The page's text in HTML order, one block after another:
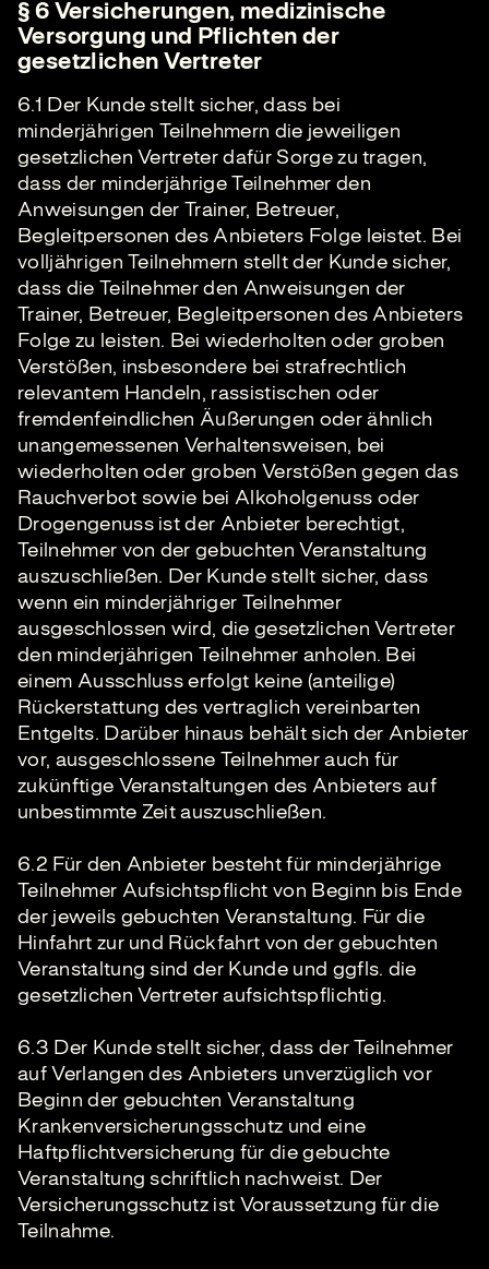
§ 6 Versicherungen, medizinische
Versorgung und Pflichten der
gesetzlichen Vertreter
6.1 Der Kunde stellt sicher, dass bei
minderjährigen Teilnehmern die jeweiligen
gesetzlichen Vertreter dafür Sorge zu tragen,
dass der minderjährige Teilnehmer den
Anweisungen der Trainer, Betreuer,
Begleitpersonen des Anbieters Folge leistet. Bei
volljährigen Teilnehmern stellt der Kunde sicher,
dass die Teilnehmer den Anweisungen der
Trainer, Betreuer, Begleitpersonen des Anbieters
Folge zu leisten. Bei wiederholten oder groben
Verstößen, insbesondere bei strafrechtlich
relevantem Handeln, rassistischen oder
fremdenfeindlichen Äußerungen oder ähnlich
unangemessenen Verhaltensweisen, bei
wiederholten oder groben Verstößen gegen das
Rauchverbot sowie bei Alkoholgenuss oder
Drogengenuss ist der Anbieter berechtigt,
Teilnehmer von der gebuchten Veranstaltung
auszuschließen. Der Kunde stellt sicher, dass
wenn ein minderjähriger Teilnehmer
ausgeschlossen wird, die gesetzlichen Vertreter
den minderjährigen Teilnehmer anholen. Bei
einem Ausschluss erfolgt keine (anteilige)
Rückerstattung des vertraglich vereinbarten
Entgelts. Darüber hinaus behält sich der Anbieter
vor, ausgeschlossene Teilnehmer auch für
zukünftige Veranstaltungen des Anbieters auf
unbestimmte Zeit auszuschließen.
6.2 Für den Anbieter besteht für minderjährige
Teilnehmer Aufsichtspflicht von Beginn bis Ende
der jeweils gebuchten Veranstaltung. Für die
Hinfahrt zur und Rückfahrt von der gebuchten
Veranstaltung sind der Kunde und ggfls. die
gesetzlichen Vertreter aufsichtspflichtig.
6.3 Der Kunde stellt sicher, dass der Teilnehmer
auf Verlangen des Anbieters unverzüglich vor
Beginn der gebuchten Veranstaltung
Krankenversicherungsschutz und eine
Haftpflichtversicherung für die gebuchte
Veranstaltung schriftlich nachweist. Der
Versicherungsschutz ist Voraussetzung für die
Teilnahme.